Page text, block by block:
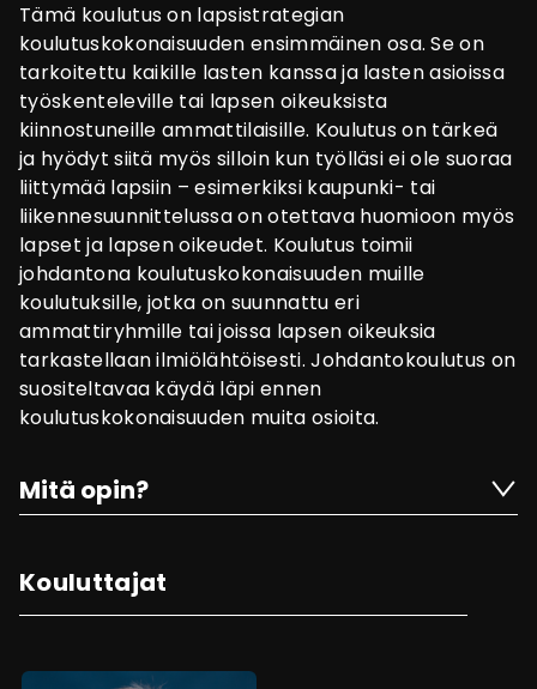
Tämä koulutus on lapsistrategian
koulutuskokonaisuuden ensimmäinen osa. Se on
tarkoitettu kaikille lasten kanssa ja lasten asioissa
työskenteleville tai lapsen oikeuksista
kiinnostuneille ammattilaisille. Koulutus on tärkeä
ja hyödyt siitä myös silloin kun työlläsi ei ole suoraa
liittymää lapsiin – esimerkiksi kaupunki- tai
liikennesuunnittelussa on otettava huomioon myös
lapset ja lapsen oikeudet. Koulutus toimii
johdantona koulutuskokonaisuuden muille
koulutuksille, jotka on suunnattu eri
ammattiryhmille tai joissa lapsen oikeuksia
tarkastellaan ilmiölähtöisesti. Johdantokoulutus on
suositeltavaa käydä läpi ennen
koulutuskokonaisuuden muita osioita.
Mitä opin?
Kouluttajat